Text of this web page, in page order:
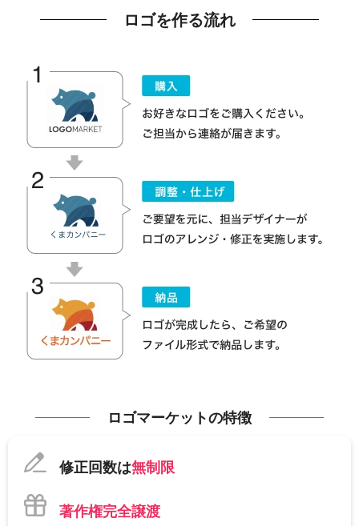
ロゴを作る流れ
ロゴマーケットの特徴
修正回数は無制限
著作権完全譲渡